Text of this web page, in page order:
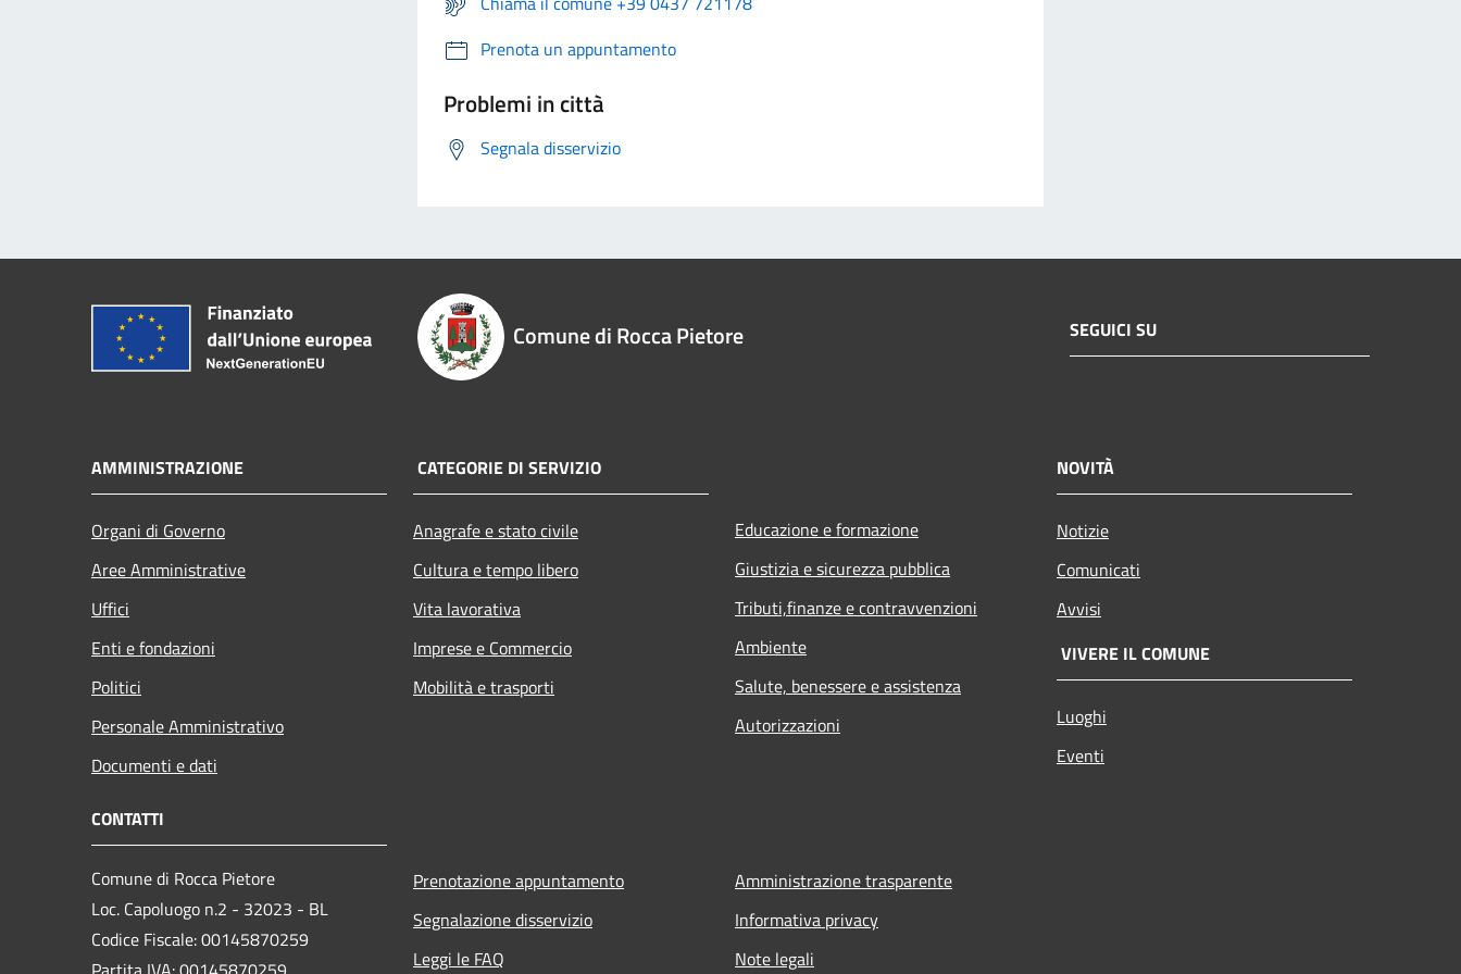
Prenota un appuntamento
Problemi in città
Segnala disservizio
Comune di Rocca Pietore SEGUICI SU
AMMINISTRAZIONE
Organi di Governo
Aree Amministrative
Uffici
Enti e fondazioni
Politici
Personale Amministrativo
Documenti e dati
CATEGORIE DI SERVIZIO
Anagrafe e stato civile
Cultura e tempo libero
Vita lavorativa
Imprese e Commercio
Mobilità e trasporti
Educazione e formazione
Giustizia e sicurezza pubblica
Tributi,finanze e contravvenzioni
Ambiente
Salute, benessere e assistenza
Autorizzazioni
NOVITÀ
Notizie
Comunicati
Avvisi
VIVERE IL COMUNE
Luoghi
Eventi
CONTATTI
Comune di Rocca Pietore
Loc. Capoluogo n.2 - 32023 - BL
Codice Fiscale: 00145870259
Prenotazione appuntamento
Segnalazione disservizio
Leggi le FAQ
Amministrazione trasparente
Informativa privacy
Note legali